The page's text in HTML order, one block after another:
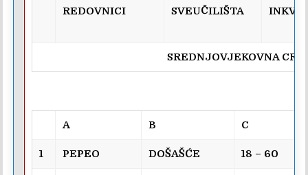
REDOVNICI SVEUČILIŠTA
SREDNJOVJEKOVNA
A B C
1 PEPEO DOŠAŠĆE 18 – 60